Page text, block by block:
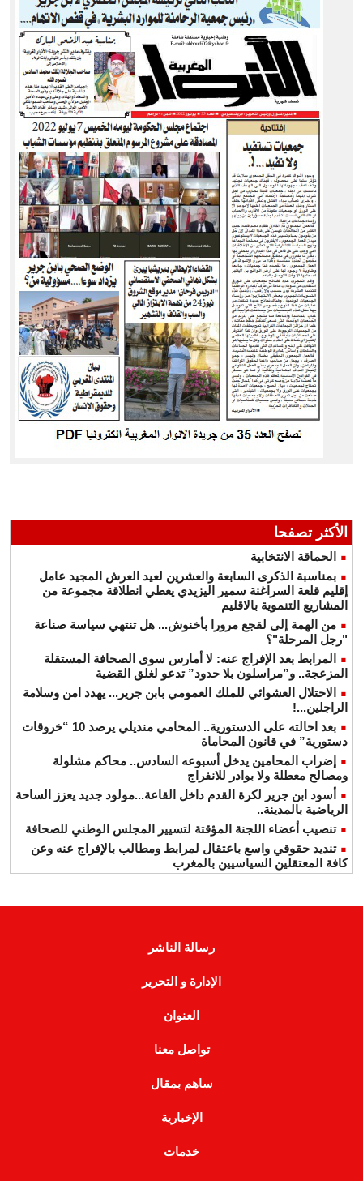
الأكثر تصفحا
الحماقة الانتخابية
بمناسبة الذكرى السابعة والعشرين لعيد العرش المجيد عامل
إقليم قلعة السراغنة سمير اليزيدي يعطي انطلاقة مجموعة من
المشاريع التنموية بالاقليم
من الهمة إلى لقجع مرورا بأخنوش... هل تنتهي سياسة صناعة
"رجل المرحلة"؟
المرابط بعد الإفراج عنه: لا أمارس سوى الصحافة المستقلة
المزعجة.. و”مراسلون بلا حدود” تدعو لغلق القضية
الاحتلال العشوائي للملك العمومي بابن جرير... يهدد امن وسلامة
الراجلين...!
بعد احالته على الدستورية.. المحامي منديلي يرصد 10 “خروقات
دستورية” في قانون المحاماة
إضراب المحامين يدخل أسبوعه السادس.. محاكم مشلولة
ومصالح معطلة ولا بوادر للانفراج
أسود ابن جرير لكرة القدم داخل القاعة...مولود جديد يعزز الساحة
الرياضية بالمدينة..
تنصيب أعضاء اللجنة المؤقتة لتسيير المجلس الوطني للصحافة
تنديد حقوقي واسع باعتقال لمرابط ومطالب بالإفراج عنه وعن
كافة المعتقلين السياسيين بالمغرب
رسالة الناشر
الإدارة و التحرير
العنوان
تواصل معنا
ساهم بمقال
الإخبارية
خدمات